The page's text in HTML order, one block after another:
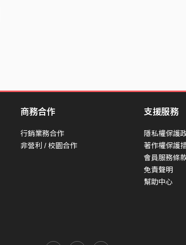
是事後整理，是酒還沒
商務合作
行銷業務合作
非營利 / 校園合作
支援服務
隱私權保護
著作權保護
會員服務條
免責聲明
幫助中心